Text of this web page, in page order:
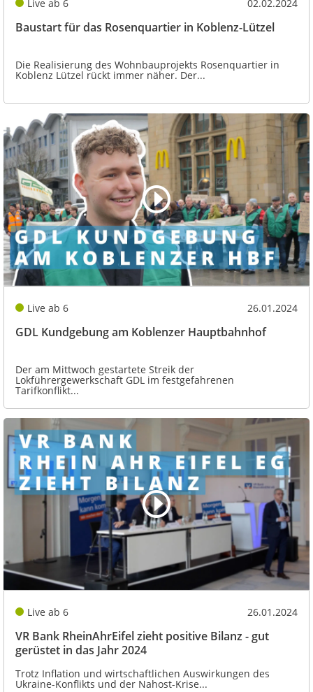
Live ab 6 02.02.2024
Baustart für das Rosenquartier in Koblenz-Lützel
Die Realisierung des Wohnbauprojekts Rosenquartier in
Koblenz Lützel rückt immer näher. Der...
Live ab 6 26.01.2024
GDL Kundgebung am Koblenzer Hauptbahnhof
Der am Mittwoch gestartete Streik der
Lokführergewerkschaft GDL im festgefahrenen
Tarifkonflikt...
Live ab 6 26.01.2024
VR Bank RheinAhrEifel zieht positive Bilanz - gut
gerüstet in das Jahr 2024
Trotz Inflation und wirtschaftlichen Auswirkungen des
Ukraine-Konflikts und der Nahost-Krise...